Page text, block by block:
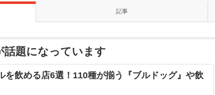
記事
題になっています
を飲める店6選！110種が揃う『ブルドッグ』や飲